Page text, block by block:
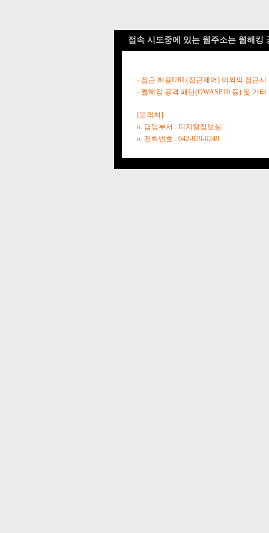
접속 시도중에 있는 웹주소는 웹해킹
- 접근 허용URL(접근제어) 이외의 접근시
- 웹해킹 공격 패턴(OWASP10 등) 및 기
[문의처]
o. 담당부서 : 디지털정보실
o. 전화번호 : 042-879-6249